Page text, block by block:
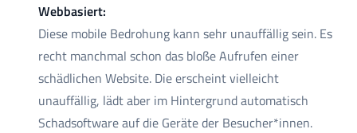
Webbasiert:
Diese mobile Bedrohung kann sehr unauffällig sein. Es
recht manchmal schon das bloße Aufrufen einer
schädlichen Website. Die erscheint vielleicht
unauffällig, lädt aber im Hintergrund automatisch
Schadsoftware auf die Geräte der Besucher*innen.